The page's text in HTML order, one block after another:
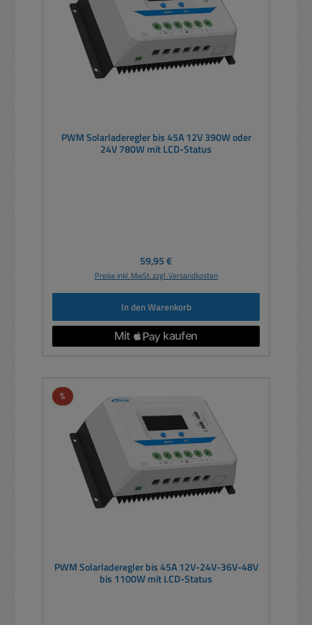
PWM Solarladeregler bis 45A 12V 390W oder
24V 780W mit LCD-Status
Regulärer Preis:
59,95 €
Preise inkl. MwSt. zzgl. Versandkosten
In den Warenkorb
%Rabatt
PWM Solarladeregler bis 45A 12V-24V-36V-48V
bis 1100W mit LCD-Status